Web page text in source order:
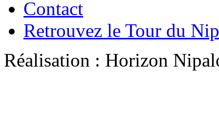
Contact
Retrouvez le Tour du
Réalisation : Horizon